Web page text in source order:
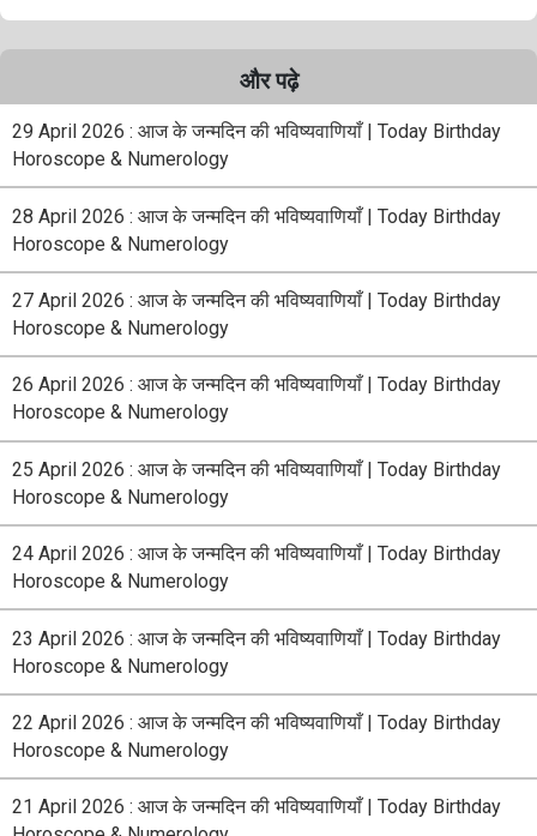
और पढ़े
29 April 2026 : आज के जन्मदिन की भविष्यवाणियाँ | Today Birthday
Horoscope & Numerology
28 April 2026 : आज के जन्मदिन की भविष्यवाणियाँ | Today Birthday
Horoscope & Numerology
27 April 2026 : आज के जन्मदिन की भविष्यवाणियाँ | Today Birthday
Horoscope & Numerology
26 April 2026 : आज के जन्मदिन की भविष्यवाणियाँ | Today Birthday
Horoscope & Numerology
25 April 2026 : आज के जन्मदिन की भविष्यवाणियाँ | Today Birthday
Horoscope & Numerology
24 April 2026 : आज के जन्मदिन की भविष्यवाणियाँ | Today Birthday
Horoscope & Numerology
23 April 2026 : आज के जन्मदिन की भविष्यवाणियाँ | Today Birthday
Horoscope & Numerology
22 April 2026 : आज के जन्मदिन की भविष्यवाणियाँ | Today Birthday
Horoscope & Numerology
21 April 2026 : आज के जन्मदिन की भविष्यवाणियाँ | Today Birthday